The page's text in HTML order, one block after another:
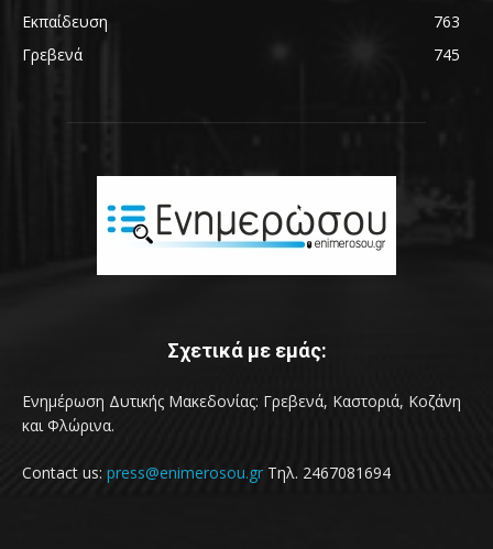
Εκπαίδευση
763
Γρεβενά
745
Σχετικά με εμάς:
Ενημέρωση Δυτικής Μακεδονίας: Γρεβενά, Καστοριά, Κοζάνη
και Φλώρινα.
Contact us: press@enimerosou.gr Τηλ. 2467081694